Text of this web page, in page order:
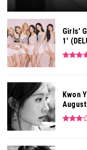
Girls'
1'
Kwon
August